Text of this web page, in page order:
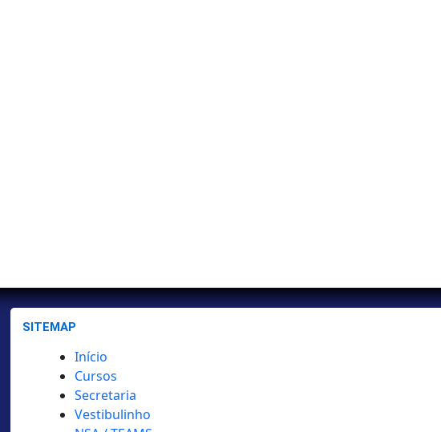
SITEMAP
Início
Cursos
Secretaria
Vestibulinho